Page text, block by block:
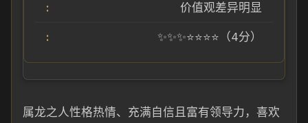
价值观差异明显
✨✨✨⭐⭐⭐⭐（4分）
属龙之人性格热情、充满自信且富有领导力，喜欢